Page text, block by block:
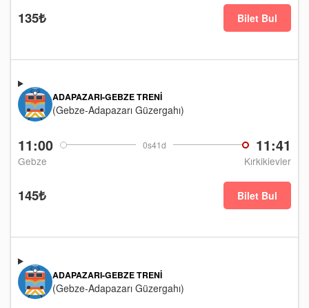
135₺ Bilet Bul
11:00 0s41d 11:41
Gebze Kırkikievler
ADAPAZARI-GEBZE TRENI
(Gebze-Adapazarı Güzergahı)
145₺ Bilet Bul
ADAPAZARI-GEBZE TRENI
(Gebze-Adapazarı Güzergahı)